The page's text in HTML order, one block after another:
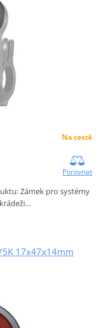
Na cestě
Porovnat
Zámek pro systémy
5K 17x47x14mm